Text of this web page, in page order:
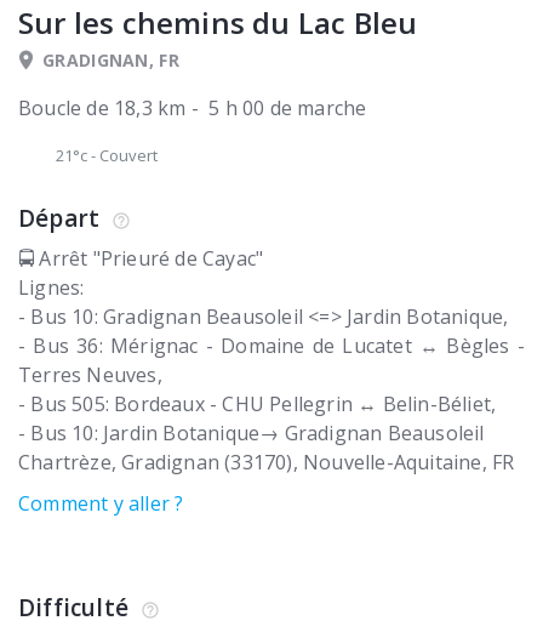
Sur les chemins du Lac Bleu
GRADIGNAN, FR
Boucle de 18,3 km - 5 h 00 de marche
21°c- Couvert
Départ
🚍 Arrêt "Prieuré de Cayac"
Lignes:
- Bus 10: Gradignan Beausoleil <=> Jardin Botanique,
- Bus 36: Mérignac - Domaine de Lucatet ↔ Bègles -
Terres Neuves,
- Bus 505: Bordeaux - CHU Pellegrin ↔ Belin-Béliet,
- Bus 10: Jardin Botanique→ Gradignan Beausoleil
Chartrèze Gradignan (33170) Nouvelle-Aquitaine FR
Comment y aller ?
Difficulté